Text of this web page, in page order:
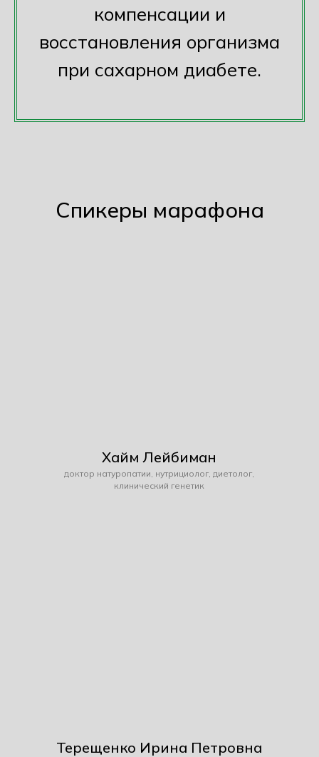
компенсации и
восстановления организма
при сахарном диабете.
Спикеры марафона
Хайм Лейбиман
доктор натуропатии, нутрициолог, диетолог,
клинический генетик
Терещенко Ирина Петровна